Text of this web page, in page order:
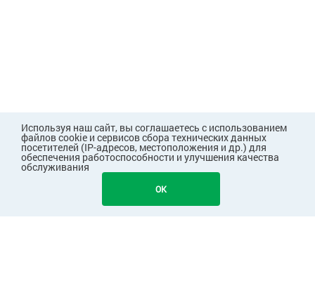
В КОРЗИНУ 651
Используя наш сайт, вы соглашаетесь с использованием
файлов cookie и сервисов сбора технических данных
посетителей (IP-адресов, местоположения и др.) для
обеспечения работоспособности и улучшения качества
обслуживания
OK